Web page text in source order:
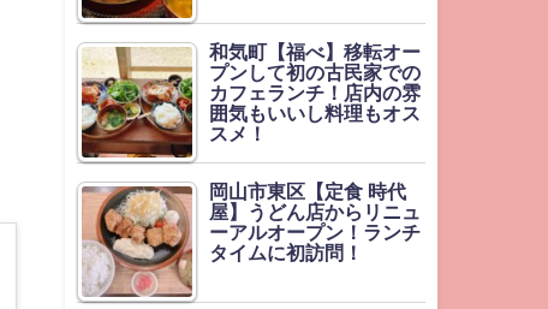
和気町【福べ】移転オー
プンして初の古民家での
カフェランチ！店内の雰
囲気もいいし料理もオス
スメ！
岡山市東区【定食 時代
屋】うどん店からリニュ
ーアルオープン！ランチ
タイムに初訪問！